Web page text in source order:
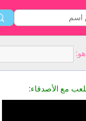
مع الأصدقاء: